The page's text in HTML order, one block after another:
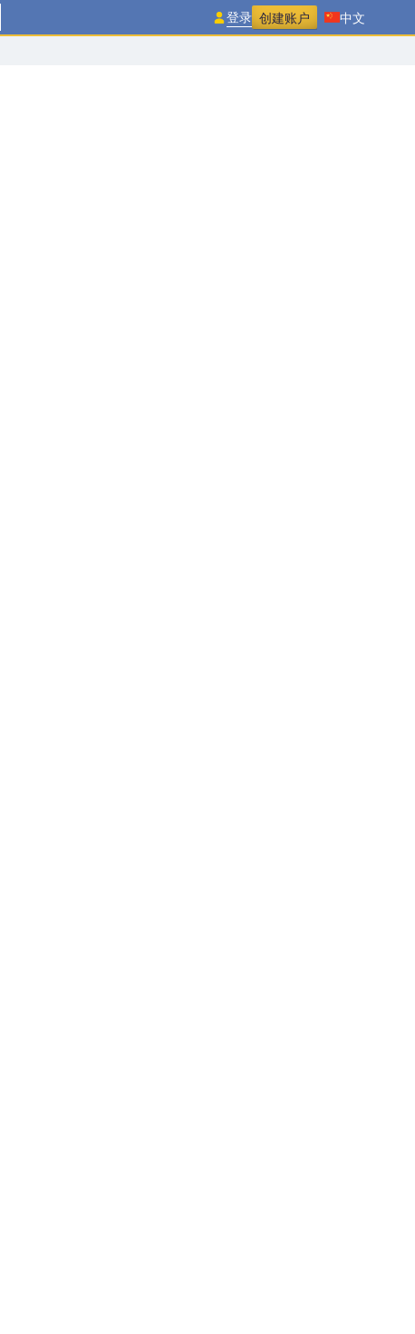
登录 创建账户 中文